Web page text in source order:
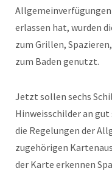
erlassen hat, wurden
zum Grillen,
zum Baden genutzt.
Jetzt sollen sechs
Hinweisschilder an
die Regelungen der
zugehörigen
der Karte erkennen